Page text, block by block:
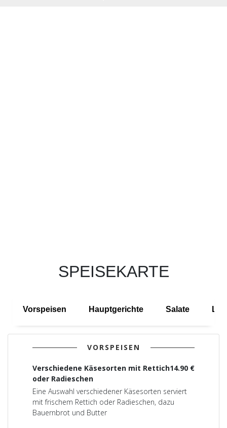
SPEISEKARTE
Vorspeisen Hauptgerichte Salate
VORSPEISEN
14.90 €
Verschiedene Käsesorten mit Rettich
oder Radieschen
Eine Auswahl verschiedener Käsesorten serviert
mit frischem Rettich oder Radieschen, dazu
Bauernbrot und Butter